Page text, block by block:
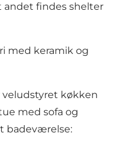
andet findes shelter
med keramik og
veludstyret køkken
med sofa og
badeværelse: